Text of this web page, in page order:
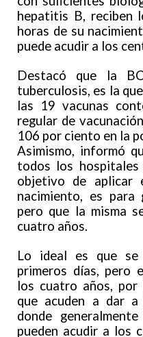
hepatitis B, reciben
horas de su
puede acudir a los
Destacó que la
tuberculosis, es la
las 19 vacunas
regular de
106 por ciento en la
Asimismo, informó
todos los
objetivo de aplicar
nacimiento, es para
pero que la misma
cuatro años.
Lo ideal es que
primeros días, pero
los cuatro años, por
que acuden a dar
donde
pueden acudir a los